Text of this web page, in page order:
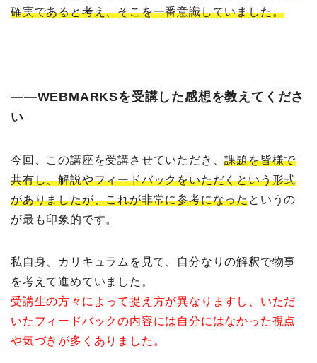
確実であると考え、そこを一番意識していました。
――WEBMARKSを受講した感想を教えてくださ
い
今回、この講座を受講させていただき、課題を皆様で
共有し、解説やフィードバックをいただくという形式
がありましたが、これが非常に参考になったというの
が最も印象的です。
私自身、カリキュラムを見て、自分なりの解釈で物事
を考えて進めていました。
受講生の方々によって捉え方が異なりますし、いただ
いたフィードバックの内容には自分にはなかった視点
や気づきが多くありました。